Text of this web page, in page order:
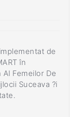
de
în
Femeilor De
Suceava ?i